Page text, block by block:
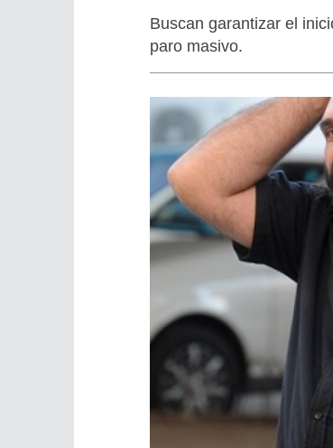
Buscan garantizar el
paro masivo.